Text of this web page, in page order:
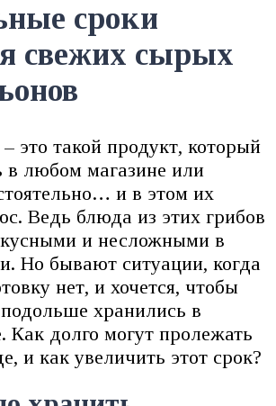
сроки
свежих сырых
это такой продукт, который
в любом магазине или
и в этом их
Ведь блюда из этих грибов
и несложными в
Но бывают ситуации, когда
нет, и хочется, чтобы
хранились в
Как долго могут пролежать
и как увеличить этот срок?